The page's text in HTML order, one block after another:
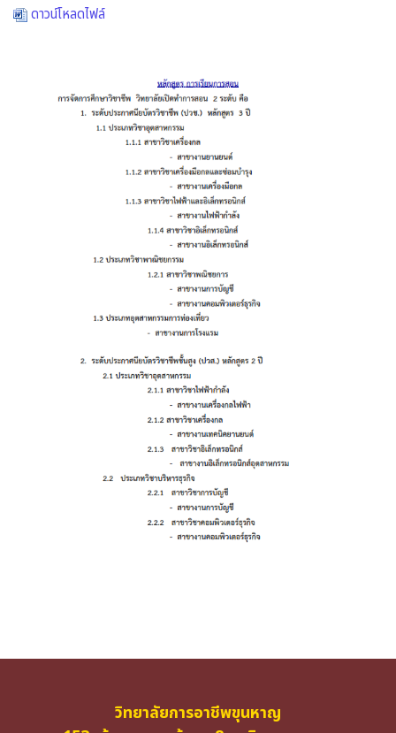
ดาวน์โหลดไฟล์
วิทยาลัยการอาชีพขุนหาญ